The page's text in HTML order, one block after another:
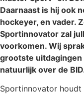
Daarnaast is hij ook
hockeyer, en vader.
Sportinnovator zal
voorkomen. Wij
grootste uitdagingen
natuurlijk over de
Sportinnovator houdt